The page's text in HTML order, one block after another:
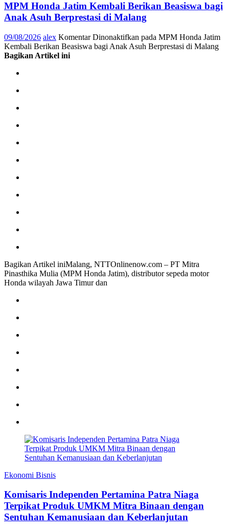
MPM Honda Jatim Kembali Berikan Beasiswa bagi
Anak Asuh Berprestasi di Malang
09/08/2026 alex Komentar Dinonaktifkan pada MPM Honda Jatim
Kembali Berikan Beasiswa bagi Anak Asuh Berprestasi di Malang
Bagikan Artikel ini
Bagikan Artikel iniMalang, NTTOnlinenow.com – PT Mitra
Pinasthika Mulia (MPM Honda Jatim), distributor sepeda motor
Honda wilayah Jawa Timur dan
Ekonomi Bisnis
Komisaris Independen Pertamina Patra Niaga
Terpikat Produk UMKM Mitra Binaan dengan
Sentuhan Kemanusiaan dan Keberlanjutan